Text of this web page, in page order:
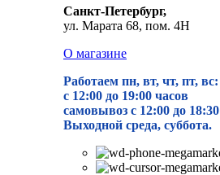
Санкт-Петербург,
ул. Марата 68, пом. 4Н
О магазине
Работаем пн, вт, чт, пт, вс:
с 12:00 до 19:00 часов
самовывоз с 12:00 до 18:30
Выходной среда, суббота.